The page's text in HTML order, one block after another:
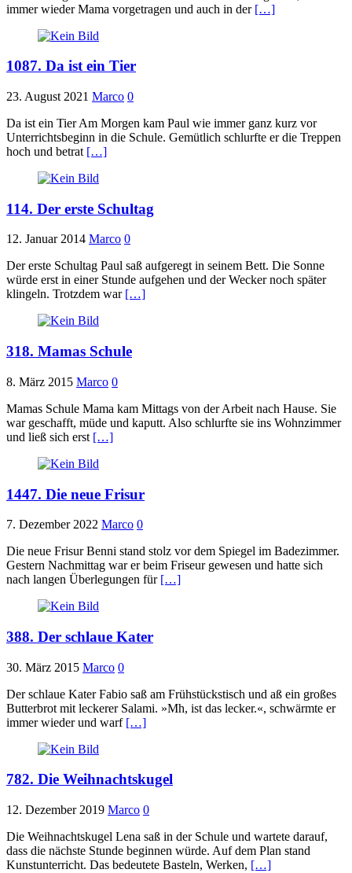
immer wieder Mama vorgetragen und auch in der […]
1087. Da ist ein Tier
23. August 2021 Marco 0
Da ist ein Tier Am Morgen kam Paul wie immer ganz kurz vor
Unterrichtsbeginn in die Schule. Gemütlich schlurfte er die Treppen
hoch und betrat […]
114. Der erste Schultag
12. Januar 2014 Marco 0
Der erste Schultag Paul saß aufgeregt in seinem Bett. Die Sonne
würde erst in einer Stunde aufgehen und der Wecker noch später
klingeln. Trotzdem war […]
318. Mamas Schule
8. März 2015 Marco 0
Mamas Schule Mama kam Mittags von der Arbeit nach Hause. Sie
war geschafft, müde und kaputt. Also schlurfte sie ins Wohnzimmer
und ließ sich erst […]
1447. Die neue Frisur
7. Dezember 2022 Marco 0
Die neue Frisur Benni stand stolz vor dem Spiegel im Badezimmer.
Gestern Nachmittag war er beim Friseur gewesen und hatte sich
nach langen Überlegungen für […]
388. Der schlaue Kater
30. März 2015 Marco 0
Der schlaue Kater Fabio saß am Frühstückstisch und aß ein großes
Butterbrot mit leckerer Salami. »Mh, ist das lecker.«, schwärmte er
immer wieder und warf […]
782. Die Weihnachtskugel
12. Dezember 2019 Marco 0
Die Weihnachtskugel Lena saß in der Schule und wartete darauf,
dass die nächste Stunde beginnen würde. Auf dem Plan stand
Kunstunterricht. Das bedeutete Basteln, Werken, […]